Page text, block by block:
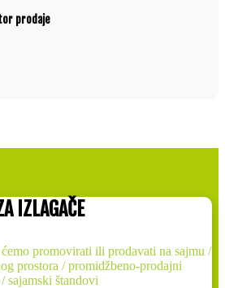
prodaje
IZLAGAČE
promovirati ili prodavati na sajmu /
prostora / promidžbeno-prodajni
sajamski štandovi